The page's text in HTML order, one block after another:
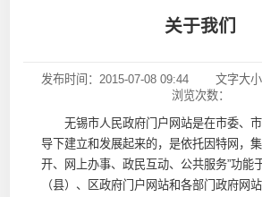
关于我们
发布时间： 2015-07-08 09:44 文字大
浏览次数：
无锡市人民政府门户网站是在市委、市
导下建立和发展起来的，是依托因特网，
开、网上办事、政民互动、公共服务”功能
（县）、区政府门户网站和各部门政府网